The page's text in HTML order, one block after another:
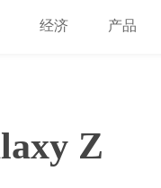
经济 产品
Z